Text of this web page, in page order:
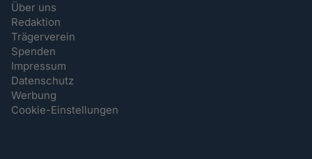
Über uns
Redaktion
Trägerverein
Spenden
Impressum
Datenschutz
Werbung
Cookie-Einstellungen